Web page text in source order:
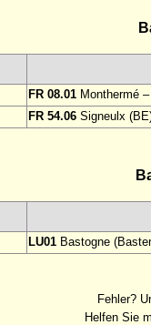
FR 08.01 Monthermé
FR 54.06 Signeulx
LU01 Bastogne
Fehler?
Helfen Sie